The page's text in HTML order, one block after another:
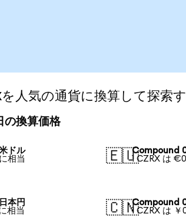
気の通貨に換算して探索
の換算価格
ドル
相当
🇪🇺Compound
1 CZRX は
本円
相当
🇨🇳Compound
1 CZRX は ￥